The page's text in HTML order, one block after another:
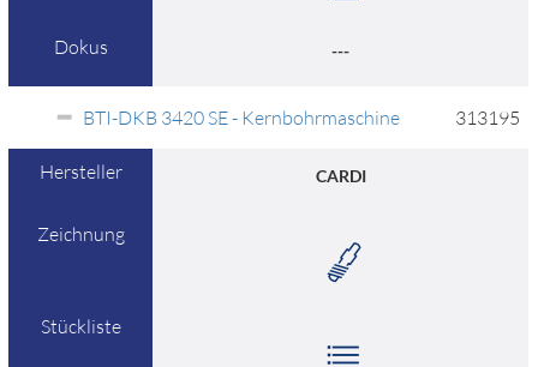
Dokus ---
BTI-DKB 3420 SE - Kernbohrmaschine 313195
Hersteller CARDI
Zeichnung
Stückliste